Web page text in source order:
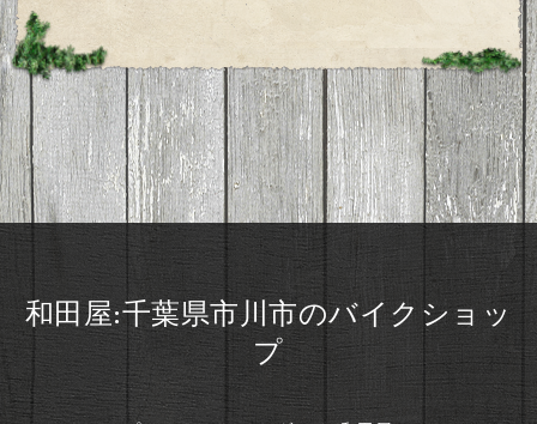
和田屋:千葉県市川市のバイクショッ
プ